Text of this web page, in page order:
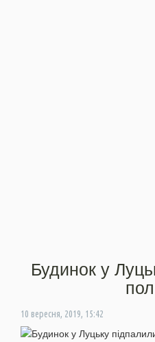
Будинок у
10 вересня, 2019, 15:42